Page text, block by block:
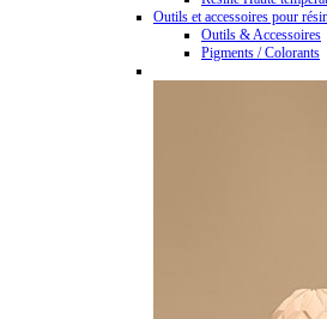
Outils et accessoires pour
Outils & Accessoires
Pigments / Colorants